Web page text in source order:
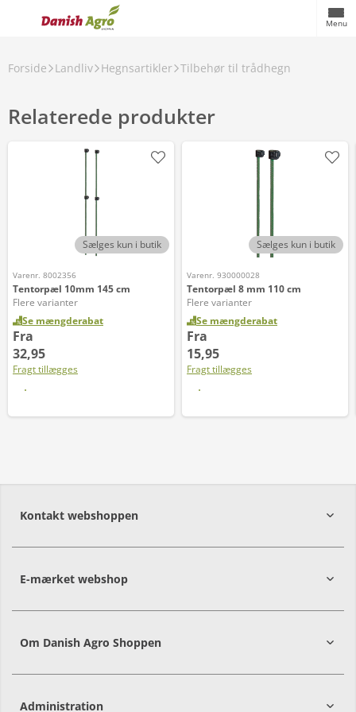
Menu
Forside Landliv Hegnsartikler Tilbehør til trådhegn
Relaterede produkter
Sælges kun i butik
Varenr. 8002356
Tentorpæl 10mm 145 cm
Flere varianter
Se mængderabat
Fra
32,95
Fragt tillægges
Sælges kun i butik
Varenr. 930000028
Tentorpæl 8 mm 110 cm
Flere varianter
Se mængderabat
Fra
15,95
Fragt tillægges
Kontakt webshoppen
E-mærket webshop
Om Danish Agro Shoppen
Administration